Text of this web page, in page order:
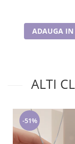
ADAUGA IN
ALTI
-51%